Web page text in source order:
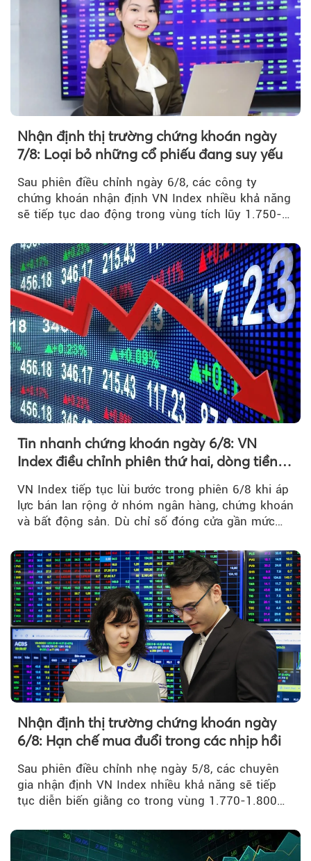
Theo
Nhận định thị trường chứng khoán ngày
7/8: Loại bỏ những cổ phiếu đang suy yếu
Sau phiên điều chỉnh ngày 6/8, các công ty
chứng khoán nhận định VN Index nhiều khả năng
sẽ tiếp tục dao động trong vùng tích lũy 1.750-
Tin nhanh chứng khoán ngày 6/8: VN
Index điều chỉnh phiên thứ hai, dòng tiền
VN Index tiếp tục lùi bước trong phiên 6/8 khi áp
lực bán lan rộng ở nhóm ngân hàng, chứng khoán
và bất động sản. Dù chỉ số đóng cửa gần mức
Nhận định thị trường chứng khoán ngày
6/8: Hạn chế mua đuổi trong các nhịp hồi
Sau phiên điều chỉnh nhẹ ngày 5/8, các chuyên
gia nhận định VN Index nhiều khả năng sẽ tiếp
tục diễn biến giằng co trong vùng 1.770-1.800